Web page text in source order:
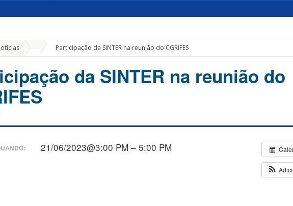
Participação da SINTER na reunião do CGRIFES
da SINTER na reunião do
21/06/2023@3:00 PM – 5:00 PM